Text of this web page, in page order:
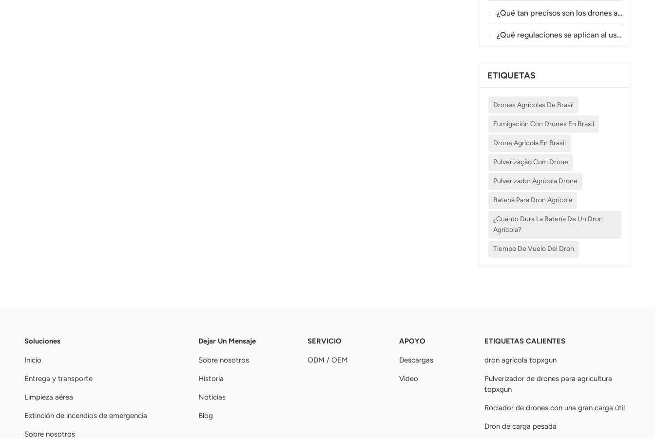
¿Qué tan precisos son los drones agrícolas en la pulverización y el monitoreo de cultivos?
¿Qué regulaciones se aplican al uso de drones agrícolas en diferentes países?
ETIQUETAS
Drones Agrícolas De Brasil
Fumigación Con Drones En Brasil
Drone Agrícola En Brasil
Pulverização Com Drone
Pulverizador Agrícola Drone
Batería Para Dron Agrícola
¿Cuánto Dura La Batería De Un Dron
Agrícola?
Tiempo De Vuelo Del Dron
Soluciones
Inicio
Entrega y transporte
Limpieza aérea
Extinción de incendios de emergencia
Sobre nosotros
Dejar Un Mensaje
Sobre nosotros
Historia
Noticias
Blog
SERVICIO
ODM / OEM
APOYO
Descargas
Video
ETIQUETAS CALIENTES
dron agrícola topxgun
Pulverizador de drones para agricultura
topxgun
Rociador de drones con una gran carga útil
Dron de carga pesada